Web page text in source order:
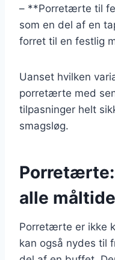
– **Porretærte til
som en del af en
forret til en festlig
Uanset hvilken
porretærte med
tilpasninger helt
smagsløg.
alle
Porretærte er ikke
kan også nydes til